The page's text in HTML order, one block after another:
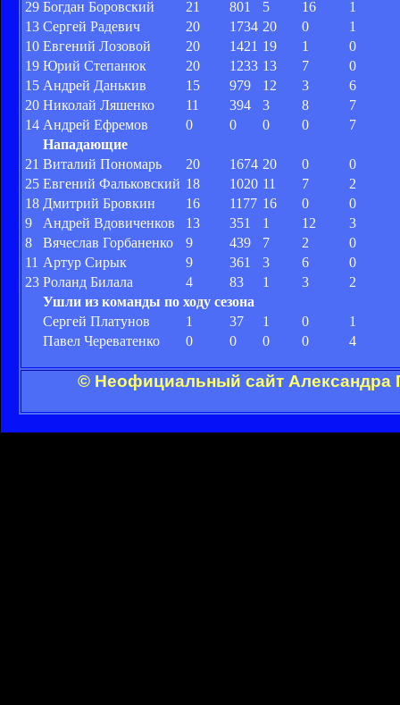
29 Богдан Боровский 21 801 5 16
1
13 Сергей Радевич 20 1734 20 0
1
10 Евгений Лозовой 20 1421 19 1
0
19 Юрий Степанюк 20 1233 13 7
0
15 Андрей Данькив 15 979 12 3
6
20 Николай Ляшенко 11 394 3 8
7
14 Андрей Ефремов 0 0 0 0
7
Нападающие
21 Виталий Пономарь 20 1674 20 0
0
25 Евгений Фальковский 18 1020 11 7
2
18 Дмитрий Бровкин 16 1177 16 0
0
9
Андрей Вдовиченков 13 351 1 12
3
8
Вячеслав Горбаненко 9 439 7 2
0
11 Артур Сирык 9 361 3 6
0
23 Роланд Билала 4 83 1 3
2
Ушли из команды по ходу сезона
Сергей Платунов
1 37 1 0
1
Павел Череватенко
0 0 0 0 4
© Неофициальный сайт Александра